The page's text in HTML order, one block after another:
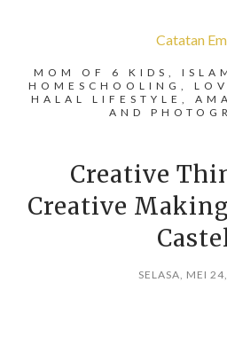
Catatan
MOM OF 6 KIDS,
HOMESCHOOLING,
HALAL LIFESTYLE,
AND
Creative
Creative
SELASA, MEI